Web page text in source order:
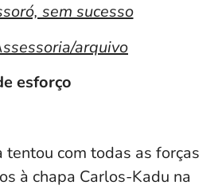
sem sucesso
arquivo
esforço
com todas as forças
à chapa Carlos-Kadu na